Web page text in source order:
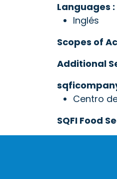
Languages :
Inglés
Scopes of
Additional
Centro
SQFI Food